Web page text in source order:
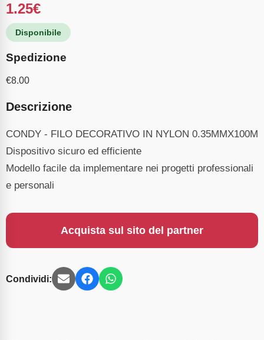
1.25€
Disponibile
Spedizione
€8.00
Descrizione
CONDY - FILO DECORATIVO IN NYLON 0.35MMX100M
Dispositivo sicuro ed efficiente
Modello facile da implementare nei progetti professionali
e personali
Acquista sul sito del partner
Condividi: